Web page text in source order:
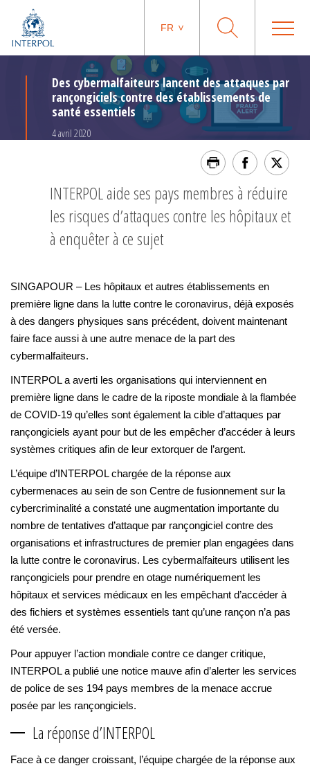
FR
Des cybermalfaiteurs lancent des attaques par
rançongiciels contre des établissements de
santé essentiels
4 avril 2020
INTERPOL aide ses pays membres à réduire
les risques d’attaques contre les hôpitaux et
à enquêter à ce sujet
SINGAPOUR – Les hôpitaux et autres établissements en
première ligne dans la lutte contre le coronavirus, déjà exposés
à des dangers physiques sans précédent, doivent maintenant
faire face aussi à une autre menace de la part des
cybermalfaiteurs.
INTERPOL a averti les organisations qui interviennent en
première ligne dans le cadre de la riposte mondiale à la flambée
de COVID-19 qu’elles sont également la cible d’attaques par
rançongiciels ayant pour but de les empêcher d’accéder à leurs
systèmes critiques afin de leur extorquer de l’argent.
L’équipe d’INTERPOL chargée de la réponse aux
cybermenaces au sein de son Centre de fusionnement sur la
cybercriminalité a constaté une augmentation importante du
nombre de tentatives d’attaque par rançongiciel contre des
organisations et infrastructures de premier plan engagées dans
la lutte contre le coronavirus. Les cybermalfaiteurs utilisent les
rançongiciels pour prendre en otage numériquement les
hôpitaux et services médicaux en les empêchant d’accéder à
des fichiers et systèmes essentiels tant qu’une rançon n’a pas
été versée.
Pour appuyer l’action mondiale contre ce danger critique,
INTERPOL a publié une notice mauve afin d’alerter les services
de police de ses 194 pays membres de la menace accrue
posée par les rançongiciels.
La réponse d’INTERPOL
Face à ce danger croissant, l’équipe chargée de la réponse aux